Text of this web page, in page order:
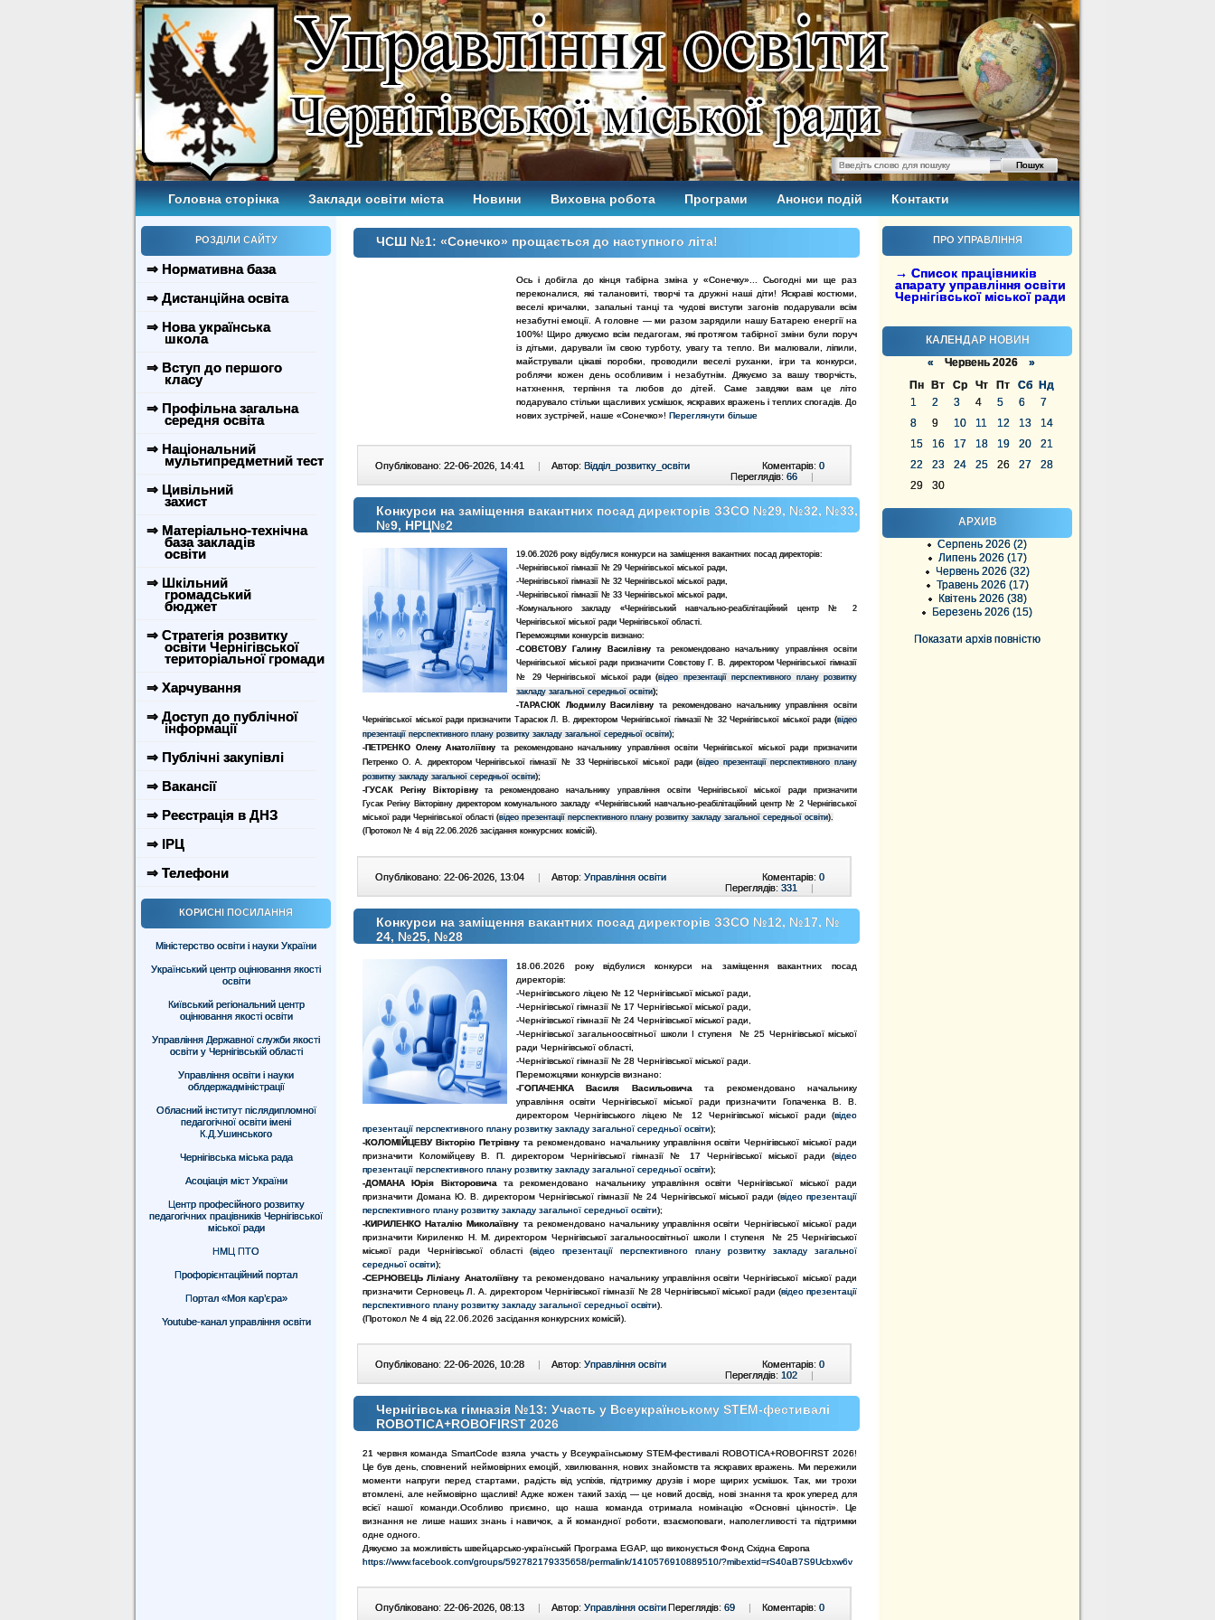
Головна сторінка Заклади освіти міста Новини Виховна робота Програми Анонси подій Контакти
РОЗДІЛИ САЙТУ
⇒ Нормативна база
⇒ Дистанційна освіта
⇒ Нова українська
школа
⇒ Вступ до першого
класу
⇒ Профільна загальна
середня освіта
⇒ Національний
мультипредметний тест
⇒ Цивільний
захист
⇒ Матеріально-технічна
база закладів
освіти
⇒ Шкільний
громадський
бюджет
⇒ Стратегія розвитку
освіти Чернігівської
територіальної громади
⇒ Харчування
⇒ Доступ до публічної
інформації
⇒ Публічні закупівлі
⇒ Вакансії
⇒ Реєстрація в ДНЗ
⇒ ІРЦ
⇒ Телефони
КОРИСНІ ПОСИЛАННЯ
Міністерство освіти і науки України
Український центр оцінювання якості
освіти
Київський регіональний центр
оцінювання якості освіти
Управління Державної служби якості
освіти у Чернігівській області
Управління освіти і науки
облдержадміністрації
Обласний інститут післядипломної
педагогічної освіти імені
К.Д.Ушинського
Чернігівська міська рада
Асоціація міст України
Центр професійного розвитку
педагогічних працівників Чернігівської
міської ради
НМЦ ПТО
Профорієнтаційний портал
Портал «Моя кар’єра»
Youtube-канал управління освіти
ПРО УПРАВЛІННЯ
→ Список працівників
апарату управління освіти
Чернігівської міської ради
КАЛЕНДАР НОВИН
« Червень 2026 »
Пн
Вт Ср Чт Пт Сб
Нд
1
2 3 4 5 6
7
8
9 10 11 12 13
14
15
16 17 18 19 20
21
22
23 24 25 26 27
28
29
30
АРХИВ
Серпень 2026 (2)
Липень 2026 (17)
Червень 2026 (32)
Травень 2026 (17)
Квітень 2026 (38)
Березень 2026 (15)
Показати архів повністю
ЧСШ №1: «Сонечко» прощається до наступного літа!
Ось і добігла до кінця табірна зміна у «Сонечку»... Сьогодні ми ще раз
переконалися, які талановиті, творчі та дружні наші діти! Яскраві костюми,
веселі кричалки, запальні танці та чудові виступи загонів подарували всім
незабутні емоції. А головне — ми разом зарядили нашу Батарею енергії на
100%! Щиро дякуємо всім педагогам, які протягом табірної зміни були поруч
із дітьми, дарували їм свою турботу, увагу та тепло. Ви малювали, ліпили,
майстрували цікаві поробки, проводили веселі руханки, ігри та конкурси,
роблячи кожен день особливим і незабутнім. Дякуємо за вашу творчість,
натхнення, терпіння та любов до дітей. Саме завдяки вам це літо
подарувало стільки щасливих усмішок, яскравих вражень і теплих спогадів. До
нових зустрічей, наше «Сонечко»! Переглянути більше
Опубліковано: 22-06-2026, 14:41 | Автор: Відділ_розвитку_освіти Коментарів: 0
Переглядів: 66 |
Конкурси на заміщення вакантних посад директорів ЗЗСО №29, №32, №33,
№9, НРЦ№2
19.06.2026 року відбулися конкурси на заміщення вакантних посад директорів:
-Чернігівської гімназії № 29 Чернігівської міської ради,
-Чернігівської гімназії № 32 Чернігівської міської ради,
-Чернігівської гімназії № 33 Чернігівської міської ради,
-Комунального закладу «Чернігівський навчально-реабілітаційний центр № 2
Чернігівської міської ради Чернігівської області.
Переможцями конкурсів визнано:
-СОВЄТОВУ Галину Василівнута рекомендовано начальнику управління освіти
Чернігівської міської ради призначити Совєтову Г. В. директором Чернігівської гімназії
№ 29 Чернігівської міської ради(відео презентації перспективного плану розвитку
закладу загальної середньої освіти);
-ТАРАСЮК Людмилу Василівну та рекомендовано начальнику управління освіти
Чернігівської міської ради призначити Тарасюк Л. В. директором Чернігівської гімназії № 32 Чернігівської міської ради (відео
презентації перспективного плану розвитку закладу загальної середньої освіти);
-ПЕТРЕНКО Олену Анатоліївну та рекомендовано начальнику управління освіти Чернігівської міської ради призначити
Петренко О. А. директором Чернігівської гімназії № 33 Чернігівської міської ради(відео презентації перспективного плану
розвитку закладу загальної середньої освіти);
-ГУСАК Регіну Вікторівнута рекомендовано начальнику управління освіти Чернігівської міської ради призначити
Гусак Регіну Вікторівну директором комунального закладу «Чернігівський навчально-реабілітаційний центр № 2 Чернігівської
міської ради Чернігівської області (відео презентації перспективного плану розвитку закладу загальної середньої освіти).
(Протокол № 4 від 22.06.2026 засідання конкурсних комісій).
Опубліковано: 22-06-2026, 13:04 | Автор: Управління освіти Коментарів: 0
Переглядів: 331 |
Конкурси на заміщення вакантних посад директорів ЗЗСО №12, №17, №
24, №25, №28
18.06.2026 року відбулися конкурси на заміщення вакантних посад
директорів:
-Чернігівського ліцею № 12 Чернігівської міської ради,
-Чернігівської гімназії № 17 Чернігівської міської ради,
-Чернігівської гімназії № 24 Чернігівської міської ради,
-Чернігівської загальноосвітньої школи І ступеня № 25 Чернігівської міської
ради Чернігівської області,
-Чернігівської гімназії № 28 Чернігівської міської ради.
Переможцями конкурсів визнано:
-ГОПАЧЕНКА Василя Васильовича та рекомендовано начальнику
управління освіти Чернігівської міської ради призначити Гопаченка В. В.
директором Чернігівського ліцею № 12 Чернігівської міської ради (відео
презентації перспективного плану розвитку закладу загальної середньої освіти);
-КОЛОМІЙЦЕВУ Вікторію Петрівну та рекомендовано начальнику управління освіти Чернігівської міської ради
призначити Коломійцеву В. П. директором Чернігівської гімназії № 17 Чернігівської міської ради (відео
презентації перспективного плану розвитку закладу загальної середньої освіти);
-ДОМАНА Юрія Вікторовича та рекомендовано начальнику управління освіти Чернігівської міської ради
призначити Домана Ю. В. директором Чернігівської гімназії № 24 Чернігівської міської ради (відео презентації
перспективного плану розвитку закладу загальної середньої освіти);
-КИРИЛЕНКО Наталію Миколаївну та рекомендовано начальнику управління освіти Чернігівської міської ради
призначити Кириленко Н. М. директором Чернігівської загальноосвітньої школи І ступеня № 25 Чернігівської
міської ради Чернігівської області (відео презентації перспективного плану розвитку закладу загальної
середньої освіти);
-СЕРНОВЕЦЬ Ліліану Анатоліївнута рекомендовано начальнику управління освіти Чернігівської міської ради
призначити Серновець Л. А. директором Чернігівської гімназії № 28 Чернігівської міської ради (відео презентації
перспективного плану розвитку закладу загальної середньої освіти).
(Протокол № 4 від 22.06.2026 засідання конкурсних комісій).
Опубліковано: 22-06-2026, 10:28 | Автор: Управління освіти Коментарів: 0
Переглядів: 102 |
Чернігівська гімназія №13: Участь у Всеукраїнському STEM-фестивалі
ROBOTICA+ROBOFIRST 2026
21 червня команда SmartCode взяла участь у Всеукраїнському STEM-фестивалі ROBOTICA+ROBOFIRST 2026!
Це був день, сповнений неймовірних емоцій, хвилювання, нових знайомств та яскравих вражень. Ми пережили
моменти напруги перед стартами, радість від успіхів, підтримку друзів і море щирих усмішок. Так, ми трохи
втомлені, але неймовірно щасливі! Адже кожен такий захід — це новий досвід, нові знання та крок уперед для
всієї нашої команди.Особливо приємно, що наша команда отримала номінацію «Основні цінності». Це
визнання не лише наших знань і навичок, а й командної роботи, взаємоповаги, наполегливості та підтримки
одне одного.
Дякуємо за можливість швейцарсько-українській Програма EGAP, що виконується Фонд Східна Європа
https://www.facebook.com/groups/592782179335658/permalink/1410576910889510/?mibextid=rS40aB7S9Ucbxw6v
Опубліковано: 22-06-2026, 08:13 | Автор: Управління освіти Коментарів: 0
Переглядів: 69 |